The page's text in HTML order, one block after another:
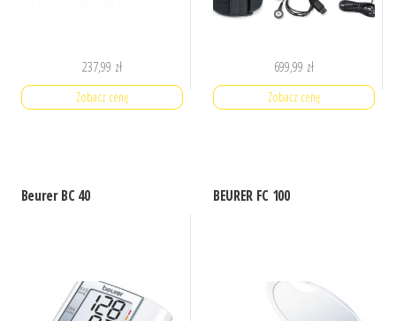
237,99 zł
Zobacz cenę
699,99 zł
Zobacz cenę
Beurer BC 40 BEURER FC 100